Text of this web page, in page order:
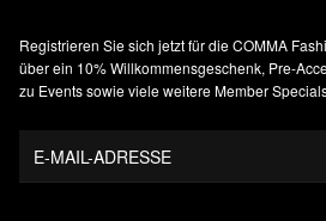
Registrieren Sie sich jetzt für die COMMA
über ein 10% Willkommensgeschenk, Pre-
zu Events sowie viele weitere Member
E-MAIL-ADRESSE